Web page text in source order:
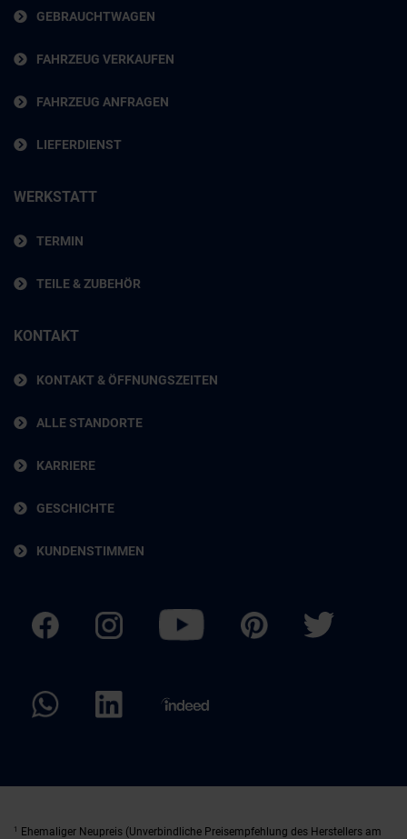
GEBRAUCHTWAGEN
FAHRZEUG VERKAUFEN
FAHRZEUG ANFRAGEN
LIEFERDIENST
WERKSTATT
TERMIN
TEILE & ZUBEHÖR
KONTAKT
KONTAKT & ÖFFNUNGSZEITEN
ALLE STANDORTE
KARRIERE
GESCHICHTE
KUNDENSTIMMEN
1 Ehemaliger Neupreis (Unverbindliche Preisempfehlung des Herstellers am